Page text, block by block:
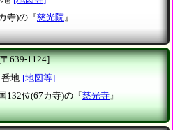
寺)の『慈光院 』
639-1124]
地 [地図等]
132位(67カ寺)の『慈光寺 』